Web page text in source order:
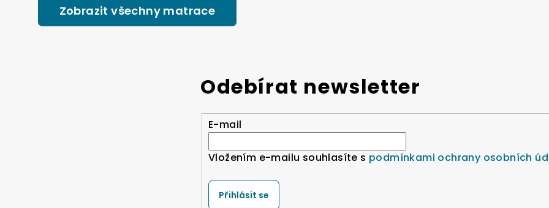
Zobrazit všechny matrace
Odebírat newsletter
E-mail
Vložením e-mailu souhlasíte s podmínkami ochrany osobních
Přihlásit se